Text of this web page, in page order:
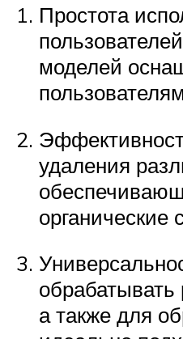
Простота
моделей
удаления
органические
а также для